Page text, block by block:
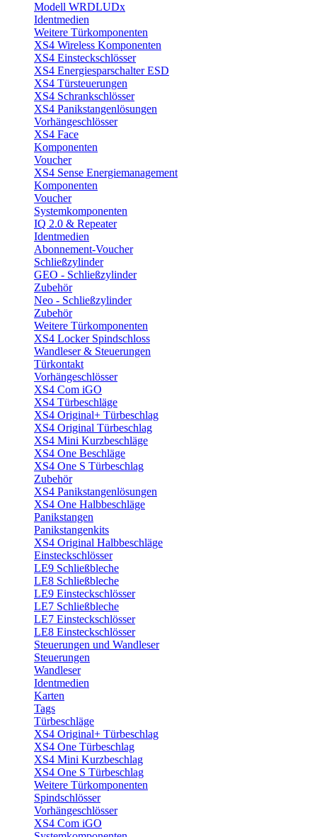
Modell WRDLUDx
Identmedien
Weitere Türkomponenten
XS4 Wireless Komponenten
XS4 Einsteckschlösser
XS4 Energiesparschalter ESD
XS4 Türsteuerungen
XS4 Schrankschlösser
XS4 Panikstangenlösungen
Vorhängeschlösser
XS4 Face
Komponenten
Voucher
XS4 Sense Energiemanagement
Komponenten
Voucher
Systemkomponenten
IQ 2.0 & Repeater
Identmedien
Abonnement-Voucher
Schließzylinder
GEO - Schließzylinder
Zubehör
Neo - Schließzylinder
Zubehör
Weitere Türkomponenten
XS4 Locker Spindschloss
Wandleser & Steuerungen
Türkontakt
Vorhängeschlösser
XS4 Com iGO
XS4 Türbeschläge
XS4 Original+ Türbeschlag
XS4 Original Türbeschlag
XS4 Mini Kurzbeschläge
XS4 One Beschläge
XS4 One S Türbeschlag
Zubehör
XS4 Panikstangenlösungen
XS4 One Halbbeschläge
Panikstangen
Panikstangenkits
XS4 Original Halbbeschläge
Einsteckschlösser
LE9 Schließbleche
LE8 Schließbleche
LE9 Einsteckschlösser
LE7 Schließbleche
LE7 Einsteckschlösser
LE8 Einsteckschlösser
Steuerungen und Wandleser
Steuerungen
Wandleser
Identmedien
Karten
Tags
Türbeschläge
XS4 Original+ Türbeschlag
XS4 One Türbeschlag
XS4 Mini Kurzbeschlag
XS4 One S Türbeschlag
Weitere Türkomponenten
Spindschlösser
Vorhängeschlösser
XS4 Com iGO